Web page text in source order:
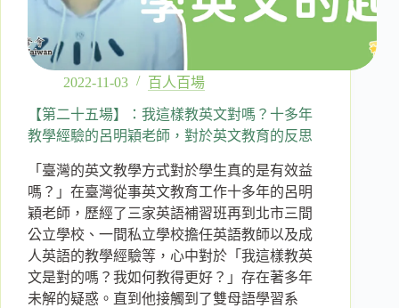
雙
語
｜
錢
貞
（錢
錢）
老
師
2022-11-03 百人百場
【第二十五場】：我這樣教英文對嗎？十多年
教學經驗的呂明穎老師，對於英文教育的反思
「臺灣的英文教學方式對於學生真的是有效益
嗎？」在臺灣從事英文教育工作十多年的呂明
穎老師，歷經了三家英語補習班再到北市三間
公立學校、一間私立學校擔任英語教師以及成
人英語的教學經驗等，心中對於「我這樣教英
文是對的嗎？我如何教得更好？」存在著多年
未解的疑惑。直到他接觸到了雙母語學習系